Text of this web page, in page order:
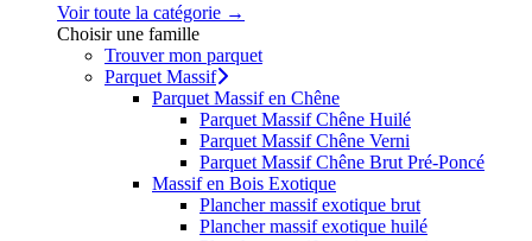
Voir toute la catégorie →
Choisir une famille
Trouver mon parquet
Parquet Massif
Parquet Massif en Chêne
Parquet Massif Chêne Huilé
Parquet Massif Chêne Verni
Parquet Massif Chêne Brut Pré-Poncé
Massif en Bois Exotique
Plancher massif exotique brut
Plancher massif exotique huilé